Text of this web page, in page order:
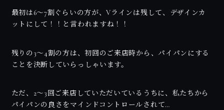
最初は6〜7割ぐらいの方が、Vラインは残して、デザインカ
ットにして！！と言われますね！！
残りの3〜4割の方は、初回のご来店時から、パイパンにする
ことを決断していらっしゃいます。
ただ、2〜3回ご来店していただいているうちに、私たちから
パイパンの良さをマインドコントロールされて…